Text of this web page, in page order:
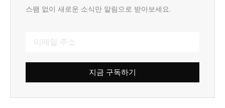
스팸 없이 새로운 소식만 알림으로 받아보세요.
지금 구독하기